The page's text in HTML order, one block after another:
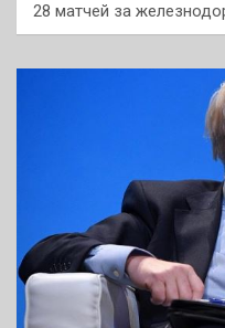
28 матчей за